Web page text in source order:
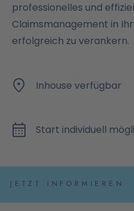
professionelles und
Claimsmanagement in
erfolgreich zu verankern.
Inhouse verfügbar
Start individuell
JETZT INFORMIEREN